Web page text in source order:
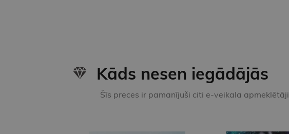
Kāds nesen iegādājās
Šīs preces ir pamanījuši citi e-veikala apmeklētāji